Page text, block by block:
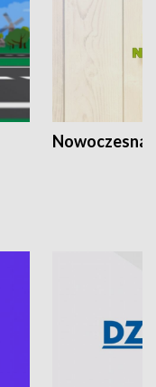
Nowoczesna